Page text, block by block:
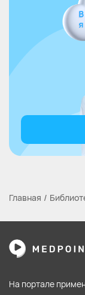
Главная
На портале